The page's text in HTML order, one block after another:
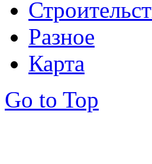
Разное
Карта
Go to Top